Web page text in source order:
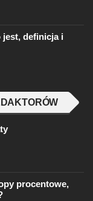
jest, definicja i
procentowe,